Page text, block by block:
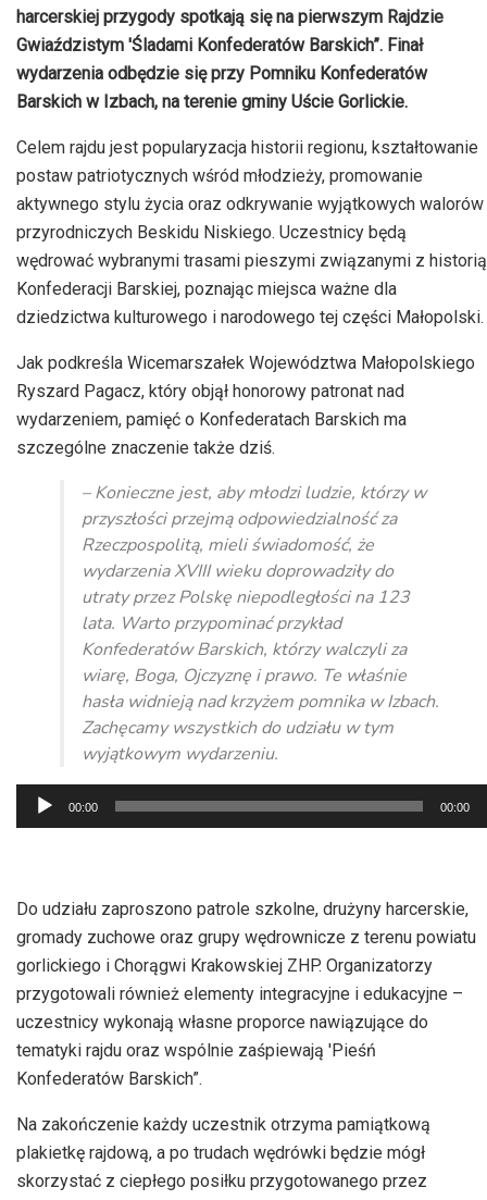
harcerskiej przygody spotkają się na pierwszym Rajdzie
Gwiaździstym 'Śladami Konfederatów Barskich”. Finał
wydarzenia odbędzie się przy Pomniku Konfederatów
Barskich w Izbach, na terenie gminy Uście Gorlickie.
Celem rajdu jest popularyzacja historii regionu, kształtowanie
postaw patriotycznych wśród młodzieży, promowanie
aktywnego stylu życia oraz odkrywanie wyjątkowych walorów
przyrodniczych Beskidu Niskiego. Uczestnicy będą
wędrować wybranymi trasami pieszymi związanymi z historią
Konfederacji Barskiej, poznając miejsca ważne dla
dziedzictwa kulturowego i narodowego tej części Małopolski.
Jak podkreśla Wicemarszałek Województwa Małopolskiego
Ryszard Pagacz, który objął honorowy patronat nad
wydarzeniem, pamięć o Konfederatach Barskich ma
szczególne znaczenie także dziś.
– Konieczne jest, aby młodzi ludzie, którzy w
przyszłości przejmą odpowiedzialność za
Rzeczpospolitą, mieli świadomość, że
wydarzenia XVIII wieku doprowadziły do
utraty przez Polskę niepodległości na 123
lata. Warto przypominać przykład
Konfederatów Barskich, którzy walczyli za
wiarę, Boga, Ojczyznę i prawo. Te właśnie
hasła widnieją nad krzyżem pomnika w Izbach.
Zachęcamy wszystkich do udziału w tym
wyjątkowym wydarzeniu.
Odtwarzacz
plików
00:00 00:00
Do udziału zaproszono patrole szkolne, drużyny harcerskie,
gromady zuchowe oraz grupy wędrownicze z terenu powiatu
gorlickiego i Chorągwi Krakowskiej ZHP. Organizatorzy
przygotowali również elementy integracyjne i edukacyjne –
uczestnicy wykonają własne proporce nawiązujące do
tematyki rajdu oraz wspólnie zaśpiewają 'Pieśń
Konfederatów Barskich”.
Na zakończenie każdy uczestnik otrzyma pamiątkową
plakietkę rajdową, a po trudach wędrówki będzie mógł
skorzystać z ciepłego posiłku przygotowanego przez